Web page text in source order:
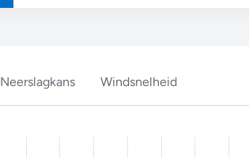
Neerslagkans Windsnelheid